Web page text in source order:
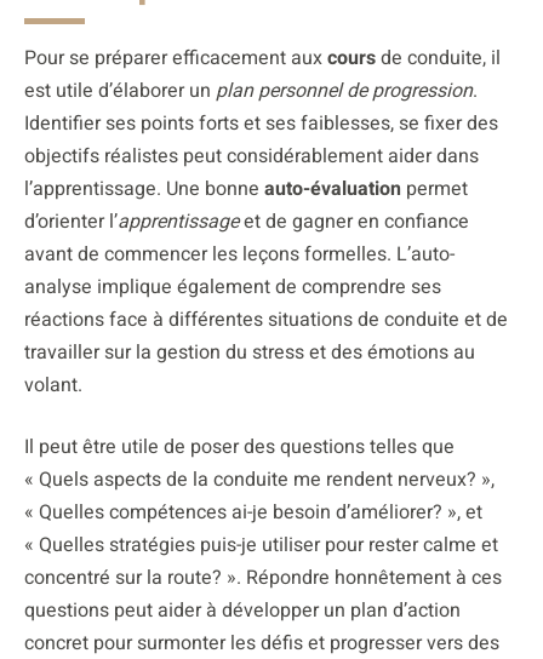
Pour se préparer efficacement auxcoursde conduite, il
est utile d’élaborer un plan personnel de progression.
Identifier ses points forts et ses faiblesses, se fixer des
objectifs réalistes peut considérablement aider dans
l’apprentissage. Une bonne auto-évaluation permet
d’orienter l’apprentissageet de gagner en confiance
avant de commencer les leçons formelles. L’auto-
analyse implique également de comprendre ses
réactions face à différentes situations de conduite et de
travailler sur la gestion du stress et des émotions au
volant.
Il peut être utile de poser des questions telles que
« Quels aspects de la conduite me rendent nerveux? »,
« Quelles compétences ai-je besoin d’améliorer? », et
« Quelles stratégies puis-je utiliser pour rester calme et
concentré sur la route? ». Répondre honnêtement à ces
questions peut aider à développer un plan d’action
concret pour surmonter les défis et progresser vers des